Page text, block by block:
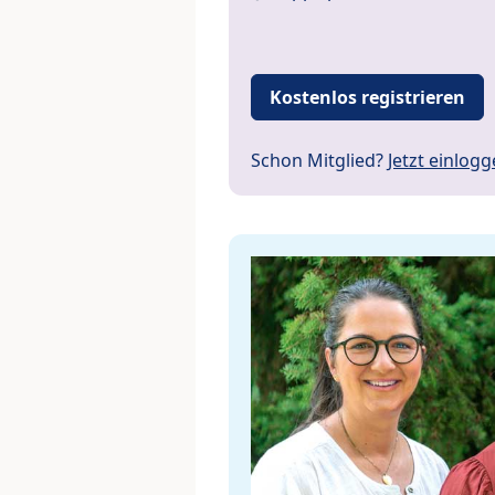
Kostenlos registrieren
Schon Mitglied? Jetzt